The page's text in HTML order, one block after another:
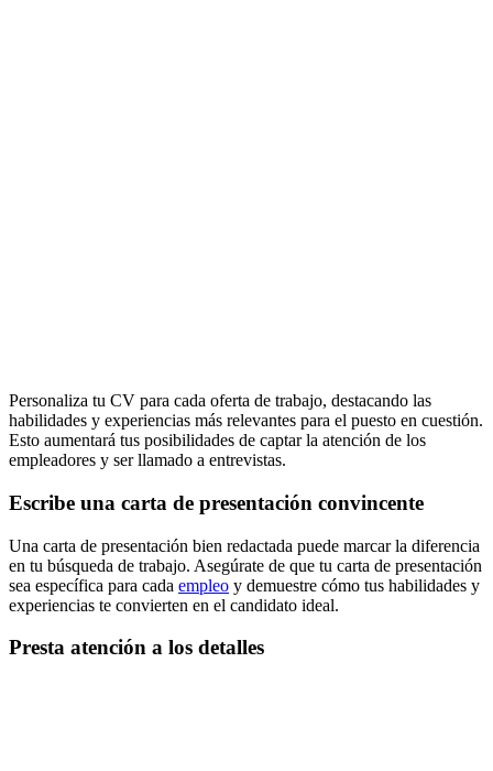
Personaliza tu CV para cada oferta de trabajo, destacando las
habilidades y experiencias más relevantes para el puesto en cuestión.
Esto aumentará tus posibilidades de captar la atención de los
empleadores y ser llamado a entrevistas.
Escribe una carta de presentación convincente
Una carta de presentación bien redactada puede marcar la diferencia
en tu búsqueda de trabajo. Asegúrate de que tu carta de presentación
sea específica para cada empleo y demuestre cómo tus habilidades y
experiencias te convierten en el candidato ideal.
Presta atención a los detalles